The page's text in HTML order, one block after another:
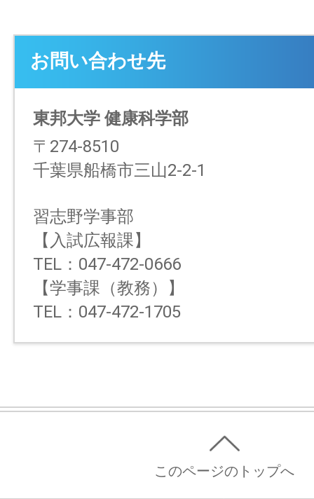
お問い合わせ先
東邦大学 健康科学部
〒274-8510
千葉県船橋市三山2-2-1
習志野学事部
【入試広報課】
TEL：047-472-0666
【学事課（教務）】
TEL：047-472-1705
このページのトップへ